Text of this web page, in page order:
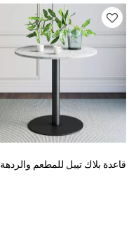
قاعدة بلاك تيبل للمطعم والردهة